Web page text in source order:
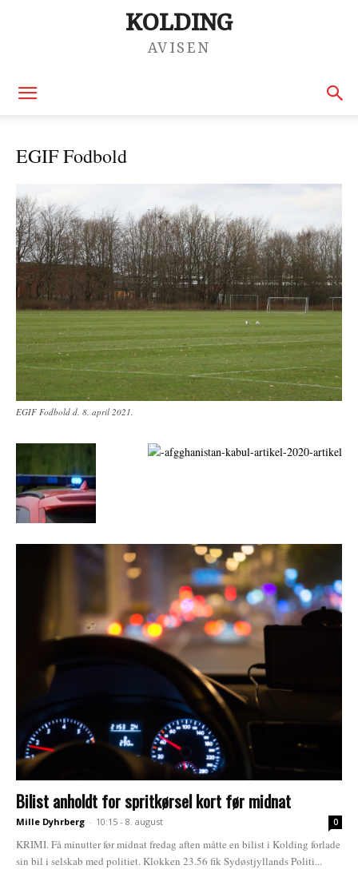
KOLDING
AVISEN
EGIF Fodbold
EGIF Fodbold d. 8. april 2021.
Bilist anholdt for spritkørsel kort før midnat
Mille Dyhrberg - 10:15 - 8. august 0
KRIMI. Få minutter før midnat fredag aften måtte en bilist i Kolding forlade
sin bil i selskab med politiet. Klokken 23.56 fik Sydøstjyllands Politi...